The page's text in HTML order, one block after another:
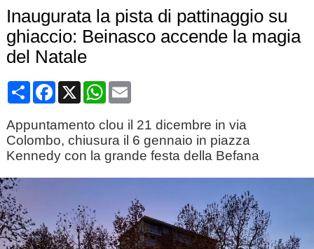
Inaugurata la pista di pattinaggio su
ghiaccio: Beinasco accende la magia
del Natale
CondividiFacebook
X WhatsApp
Email
Appuntamento clou il 21 dicembre in via
Colombo, chiusura il 6 gennaio in piazza
Kennedy con la grande festa della Befana